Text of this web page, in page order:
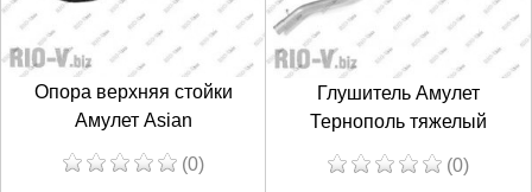
Опора верхняя стойки
Амулет Asian
(0)
Глушитель Амулет
Тернополь тяжелый
(0)